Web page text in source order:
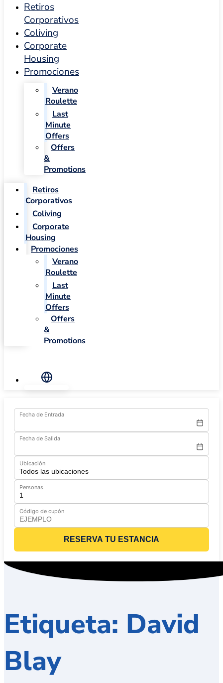
Retiros
Corporativos
Coliving
Corporate
Housing
Promociones
Verano
Roulette
Last
Minute
Offers
Offers
&
Promotions
Retiros
Corporativos
Coliving
Corporate
Housing
Promociones
Verano
Roulette
Last
Minute
Offers
Offers
&
Promotions
Fecha de Entrada
Fecha de Salida
Ubicación
Personas
Código de cupón
RESERVA TU ESTANCIA
Etiqueta: David
Blay